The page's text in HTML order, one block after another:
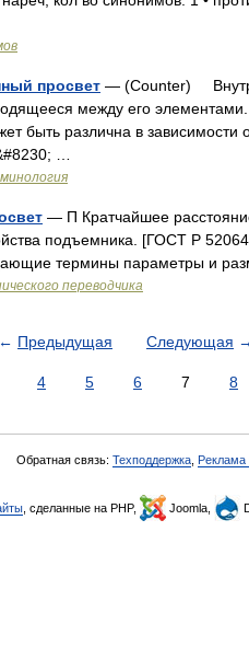
просвет — (Counter)
между его
быть различна в зависимости
…
— П Кратчайшее
подъемника. [ГОСТ Р
термины параметры и
переводчика
← Предыдущая Следующая →
4 5 6 7 8
Обратная связь: Техподдержка Реклама
, сделанные на PHP, Joomla,